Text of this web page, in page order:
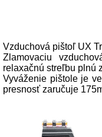
Vzduchová pištoľ UX
Zlamovaciu
relaxačnú streľbu plnú
Vyváženie pištole je
presnosť zaručuje